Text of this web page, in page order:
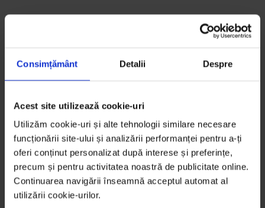
Consimțământ Detalii Despre
Acest site utilizează cookie-uri
Utilizăm cookie-uri și alte tehnologii similare necesare
funcționării site-ului și analizării performanței pentru a-ți
oferi conținut personalizat după interese și preferințe,
precum și pentru activitatea noastră de publicitate online.
Continuarea navigării înseamnă acceptul automat al
utilizării cookie-urilor.